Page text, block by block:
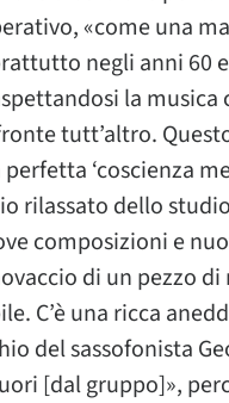
«come una
negli anni 60
la musica
tutt’altro.
‘coscienza
rilassato dello
composizioni e
di un pezzo
C’è una ricca
del sassofonista
[dal gruppo]»,